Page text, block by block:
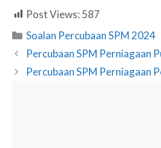
Post Views: 587
Categories
Soalan Percubaan SPM 2024
Percubaan SPM Perniagaan
Percubaan SPM Perniagaan